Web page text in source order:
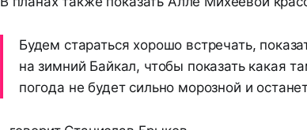
Будем стараться хорошо встречать,
на зимний Байкал, чтобы показать какая
погода не будет сильно морозной и